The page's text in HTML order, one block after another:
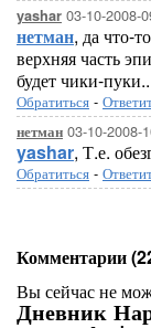
yashar 03-10-2008-
нетман, да что-
верхняя часть
будет чики-пуки..
Обратиться -
нетман 03-10-2008-
yashar, Т.е.
Обратиться -
Комментарии
Вы сейчас не
Дневник